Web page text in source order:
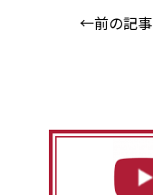
←前の記事